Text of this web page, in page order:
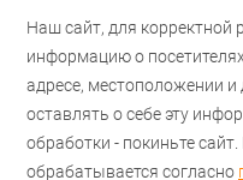
Наш сайт, для корректной
информацию о
адресе, местоположении и
оставлять о себе эту
обработки - покиньте
обрабатывается согласно